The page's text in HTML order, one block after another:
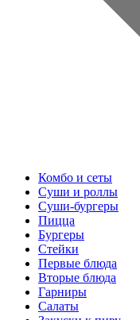
Комбо и сеты
Суши и роллы
Суши-бургеры
Пицца
Бургеры
Стейки
Первые блюда
Вторые блюда
Гарниры
Салаты